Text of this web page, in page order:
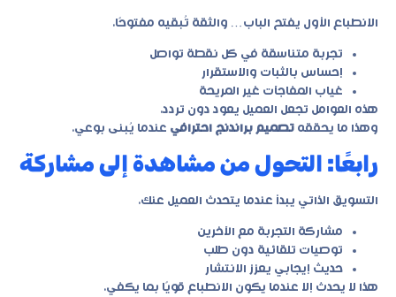
الانطباع الأول يفتح الباب… والثقة تُبقيه مفتوحًا.
تجربة متناسقة في كل نقطة تواصل
إحساس بالثبات والاستقرار
غياب المفاجآت غير المريحة
هذه العوامل تجعل العميل يعود دون تردد.
وهذا ما يحققه تصميم براندنج احترافي عندما يُبنى بوعي.
رابعًا: التحول من مشاهدة إلى مشاركة
التسويق الذاتي يبدأ عندما يتحدث العميل عنك.
مشاركة التجربة مع الآخرين
توصيات تلقائية دون طلب
حديث إيجابي يعزز الانتشار
هذا لا يحدث إلا عندما يكون الانطباع قويًا بما يكفي.